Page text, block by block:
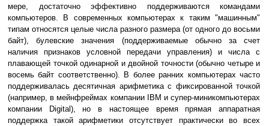
мере, достаточно эффективно поддерживаются командами
компьютеров. В современных компьютерах к таким "машинным"
типам относятся целые числа разного размера (от одного до восьми
байт), булевские значения (поддерживаемые обычно за счет
наличия признаков условной передачи управления) и числа с
плавающей точкой одинарной и двойной точности (обычно четыре и
восемь байт соответственно). В более ранних компьютерах часто
поддерживалась десятичная арифметика с фиксированной точкой
(например, в мейнфреймах компании IBM и супер-миникомпьютерах
компании Digital), но в настоящее время прямая аппаратная
поддержка такой арифметики отсутствует практически во всех